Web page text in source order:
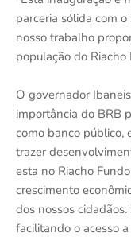
parceria sólida com
nosso trabalho
população do Riacho
O governador
importância do BRB
como banco público,
trazer
esta no Riacho
crescimento
dos nossos
facilitando o acesso